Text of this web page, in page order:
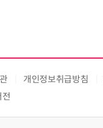
개인정보취급방침
전